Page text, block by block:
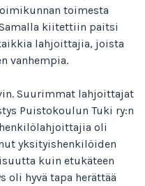
toimesta
kiitettiin paitsi
lahjoittajia, joista
vanhempia.
Suurimmat lahjoittajat
Puistokoulun Tuki ry:n
oli
yksityishenkilöiden
kuin etukäteen
oli hyvä tapa herättää